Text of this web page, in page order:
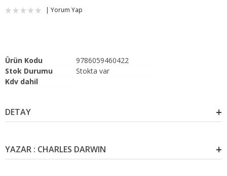
Yorum Yap
Ürün Kodu
9786059460422
Stok Durumu
Stokta var
Kdv dahil
DETAY
YAZAR : CHARLES DARWIN